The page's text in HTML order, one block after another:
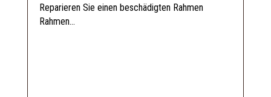
Reparieren Sie einen beschädigten Rahmen
Rahmen...